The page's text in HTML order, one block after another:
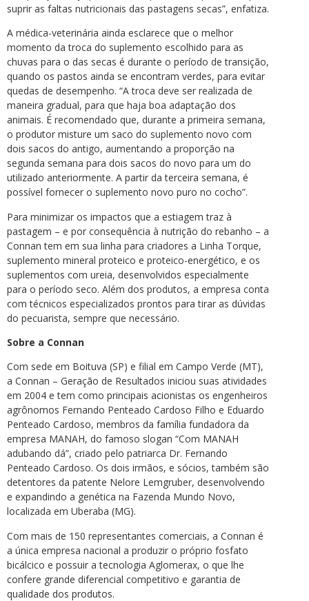
suprir as faltas nutricionais das pastagens secas”, enfatiza.
A médica-veterinária ainda esclarece que o melhor
momento da troca do suplemento escolhido para as
chuvas para o das secas é durante o período de transição,
quando os pastos ainda se encontram verdes, para evitar
quedas de desempenho. “A troca deve ser realizada de
maneira gradual, para que haja boa adaptação dos
animais. É recomendado que, durante a primeira semana,
o produtor misture um saco do suplemento novo com
dois sacos do antigo, aumentando a proporção na
segunda semana para dois sacos do novo para um do
utilizado anteriormente. A partir da terceira semana, é
possível fornecer o suplemento novo puro no cocho”.
Para minimizar os impactos que a estiagem traz à
pastagem – e por consequência à nutrição do rebanho – a
Connan tem em sua linha para criadores a Linha Torque,
suplemento mineral proteico e proteico-energético, e os
suplementos com ureia, desenvolvidos especialmente
para o período seco. Além dos produtos, a empresa conta
com técnicos especializados prontos para tirar as dúvidas
do pecuarista, sempre que necessário.
Sobre a Connan
Com sede em Boituva (SP) e filial em Campo Verde (MT),
a Connan – Geração de Resultados iniciou suas atividades
em 2004 e tem como principais acionistas os engenheiros
agrônomos Fernando Penteado Cardoso Filho e Eduardo
Penteado Cardoso, membros da família fundadora da
empresa MANAH, do famoso slogan “Com MANAH
adubando dá”, criado pelo patriarca Dr. Fernando
Penteado Cardoso. Os dois irmãos, e sócios, também são
detentores da patente Nelore Lemgruber, desenvolvendo
e expandindo a genética na Fazenda Mundo Novo,
localizada em Uberaba (MG).
Com mais de 150 representantes comerciais, a Connan é
a única empresa nacional a produzir o próprio fosfato
bicálcico e possuir a tecnologia Aglomerax, o que lhe
confere grande diferencial competitivo e garantia de
qualidade dos produtos.